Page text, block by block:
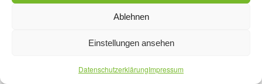
Ablehnen
Einstellungen ansehen
DatenschutzerklärungImpressum